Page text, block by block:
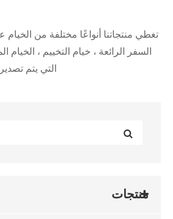
مختلفة من الخيام عالية الجودة ، مثل خيام
التخييم ، الخيام المعرض للخيام ، والخيام
التي يتم تصديرها إلى السوق العالمية.